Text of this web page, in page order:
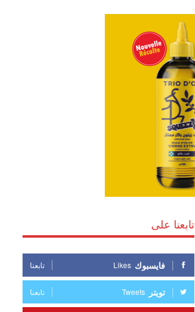
تابعنا على
فايسبوك Likes تابعنا
تويتر Tweets تابعنا